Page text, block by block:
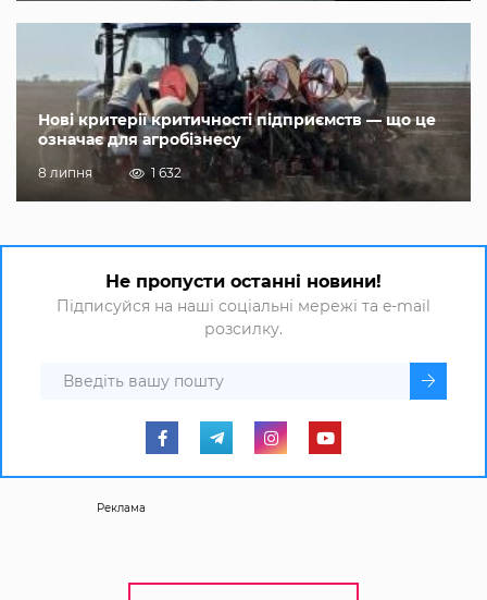
Нові критерії критичності підприємств — що це
означає для агробізнесу
8 липня 1 632
Не пропусти останні новини!
Підписуйся на наші соціальні мережі та e-mail
розсилку.
Реклама